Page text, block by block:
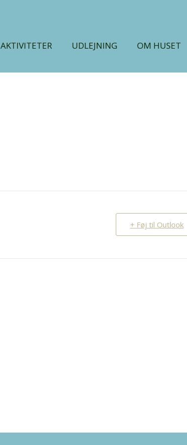
AKTIVITETER UDLEJNING OM HUSET
+ Føj til Outlook